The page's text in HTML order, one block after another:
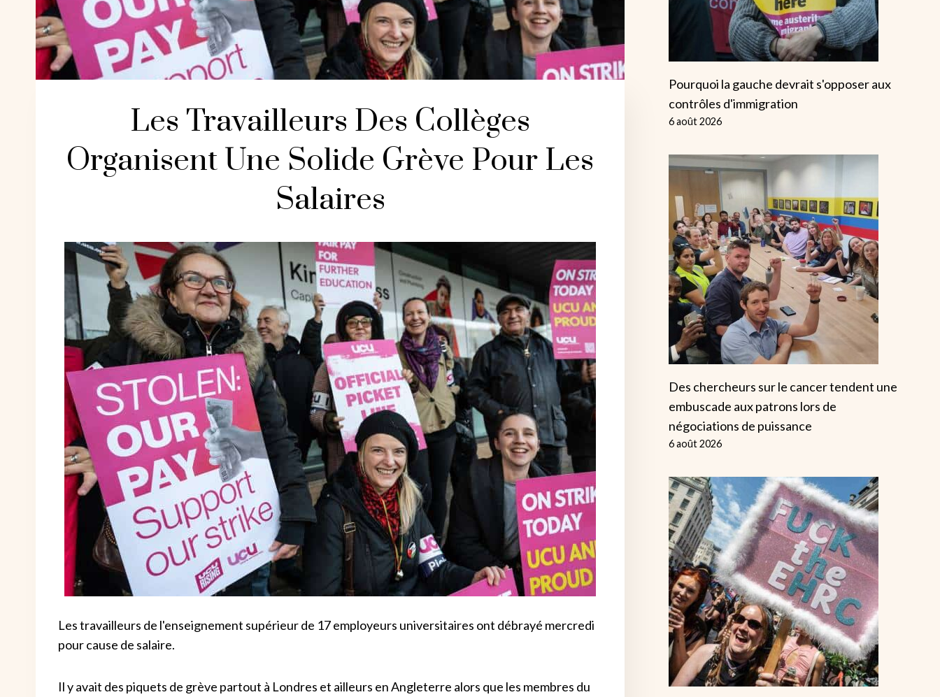
Les Travailleurs Des Collèges
Organisent Une Solide Grève Pour Les
Salaires
Les travailleurs de l'enseignement supérieur de 17 employeurs universitaires ont débrayé mercredi
pour cause de salaire.
Il y avait des piquets de grève partout à Londres et ailleurs en Angleterre alors que les membres du
Pourquoi la gauche devrait s'opposer aux
contrôles d'immigration
6 août 2026
Des chercheurs sur le cancer tendent une
embuscade aux patrons lors de
négociations de puissance
6 août 2026